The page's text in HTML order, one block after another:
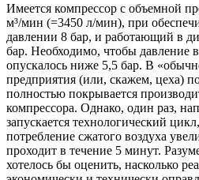
Имеется компрессор с объемной
м³/мин (=3450 л/мин), при
давлении 8 бар, и работающий в
бар. Необходимо, чтобы давление
опускалось ниже 5,5 бар. В
предприятия (или, скажем, цеха)
полностью покрывается
компрессора. Однако, один раз,
запускается технологический
потребление сжатого воздуха
проходит в течение 5 минут.
хотелось бы оценить, насколько